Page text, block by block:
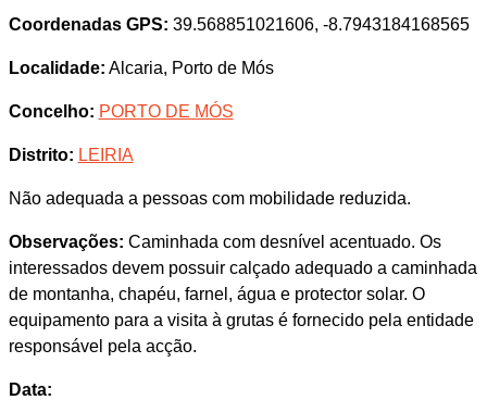
Coordenadas GPS: 39.568851021606, -8.7943184168565
Localidade: Alcaria, Porto de Mós
Concelho: PORTO DE MÓS
Distrito: LEIRIA
Não adequada a pessoas com mobilidade reduzida.
Observações: Caminhada com desnível acentuado. Os
interessados devem possuir calçado adequado a caminhada
de montanha, chapéu, farnel, água e protector solar. O
equipamento para a visita à grutas é fornecido pela entidade
responsável pela acção.
Data: